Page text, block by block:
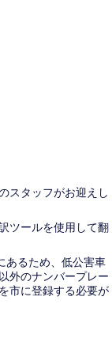
スタッフがお迎えし
ツールを使用して翻
あるため、低公害車
外のナンバープレー
市に登録する必要が